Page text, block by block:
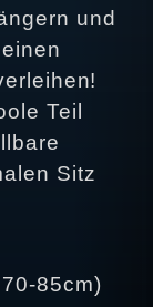
und
Teil
Sitz
85cm)